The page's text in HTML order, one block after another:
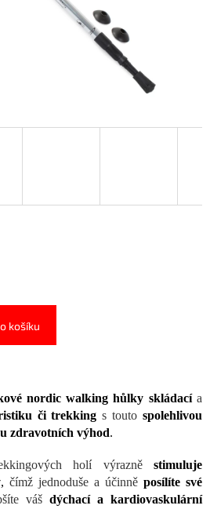
košíku
nordic walking hůlky skládacía
či trekking s touto spolehlivou
zdravotních výhod.
holí výrazně stimuluje
, čímž jednoduše a účinně posílíte své
váš dýchací a kardiovaskulární